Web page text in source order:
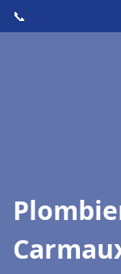
📞